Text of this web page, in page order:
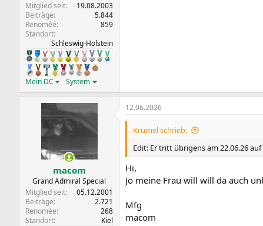
Mitglied seit
19.08.2003
Beiträge
5.844
Renomée
859
Standort
Schleswig-Holstein
Mein DC System
macom
Grand Admiral Special
Mitglied seit
05.12.2001
Beiträge
2.721
Renomée
268
Standort
Kiel
12.06.2026
Krümel schrieb:
Edit: Er tritt übrigens am 22.06.26
Hi,
Jo meine Frau will will da auch
Mfg
macom